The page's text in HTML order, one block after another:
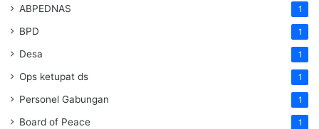
ABPEDNAS 1
BPD 1
Desa 1
Ops ketupat ds 1
Personel Gabungan 1
Board of Peace 1